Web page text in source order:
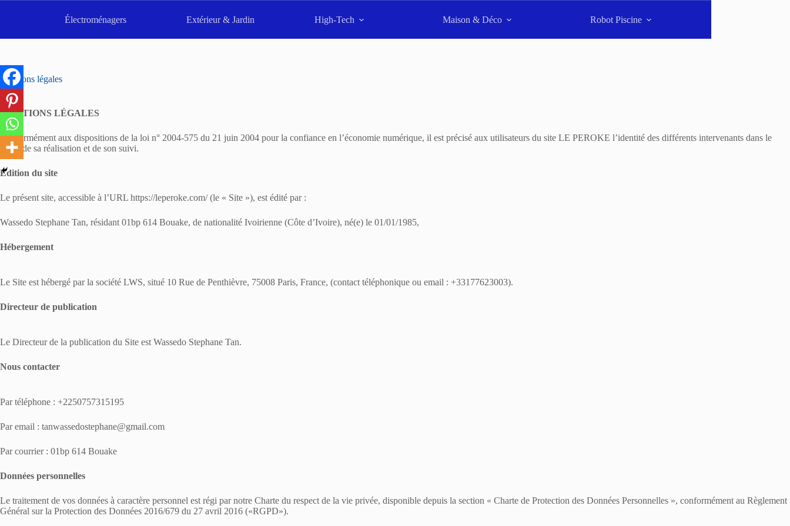
Électroménagers Extérieur & Jardin High-Tech Maison & Déco Robot Piscine
Mentions légales
MENTIONS LÉGALES
Conformément aux dispositions de la loi n° 2004-575 du 21 juin 2004 pour la confiance en l’économie numérique, il est précisé aux utilisateurs du site LE PEROKE l’identité des différents intervenants dans le
cadre de sa réalisation et de son suivi.
Edition du site
Le présent site, accessible à l’URL https://leperoke.com/ (le « Site »), est édité par :
Wassedo Stephane Tan, résidant 01bp 614 Bouake, de nationalité Ivoirienne (Côte d’Ivoire), né(e) le 01/01/1985,
Hébergement
Le Site est hébergé par la société LWS, situé 10 Rue de Penthièvre, 75008 Paris, France, (contact téléphonique ou email : +33177623003).
Directeur de publication
Le Directeur de la publication du Site est Wassedo Stephane Tan.
Nous contacter
Par téléphone : +2250757315195
Par email : tanwassedostephane@gmail.com
Par courrier : 01bp 614 Bouake
Données personnelles
Le traitement de vos données à caractère personnel est régi par notre Charte du respect de la vie privée, disponible depuis la section « Charte de Protection des Données Personnelles », conformément au Règlement
Général sur la Protection des Données 2016/679 du 27 avril 2016 («RGPD»).